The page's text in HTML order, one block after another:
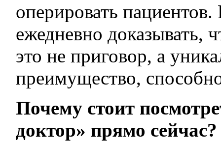
оперировать
ежедневно доказывать,
это не приговор, а
преимущество,
Почему стоит
доктор» прямо сейчас?